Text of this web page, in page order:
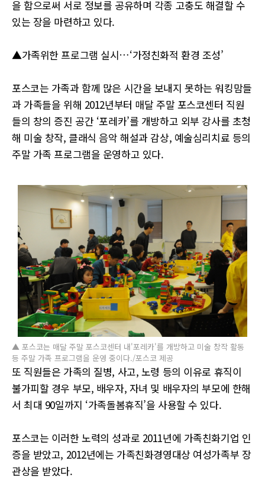
을 함으로써 서로 정보를 공유하며 각종 고충도 해결할 수
있는 장을 마련하고 있다.
▲가족위한 프로그램 실시…‘가정친화적 환경 조성’
포스코는 가족과 함께 많은 시간을 보내지 못하는 워킹맘들
과 가족들을 위해 2012년부터 매달 주말 포스코센터 직원
들의 창의 증진 공간 ​‘포레카’를 개방하고 외부 강사를 초청
해 미술 창작, 클래식​ 음악 해설과 감상, 예술심리치료 등의
주말 가족 프로그램을 운영하고 있다.
▲ 포스코는 매달 주말 포스코센터 내'포레카'를 개방하고 미술 창작 활동
등 주말 가족 프로그램을 운영 중이다./포스코 제공
또 직원들은 가족의 질병, 사고, 노령 등의 이유로 휴직이
불가피할 경우 부모, 배우자, 자녀 및 배우자의 부모에 한해
서 최대 90일까지 ‘가족돌봄휴직’을 사용할 수 있다.
포스코는 이러한 노력의 성과로 2011년에 가족친화기업 인
증을 받았고, 2012년에는 가족친화경영대상 여성가족부 장
관상을 받았다.